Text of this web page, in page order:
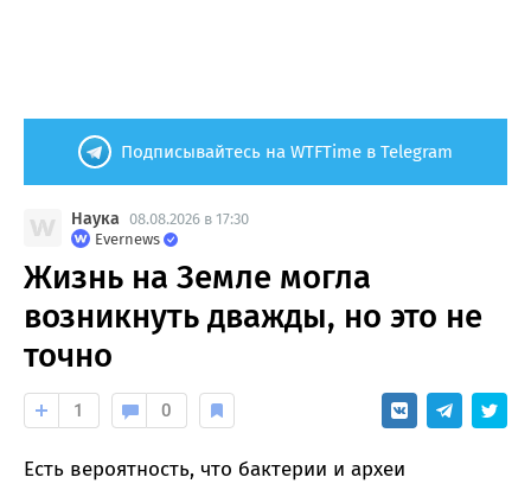
Подписывайтесь на WTFTime в Telegram
Наука 08.08.2026 в 17:30
Evernews
Жизнь на Земле могла
возникнуть дважды, но это не
точно
1 0
Есть вероятность, что бактерии и археи